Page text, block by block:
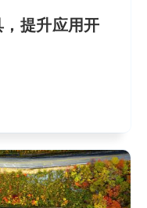
提升应用开